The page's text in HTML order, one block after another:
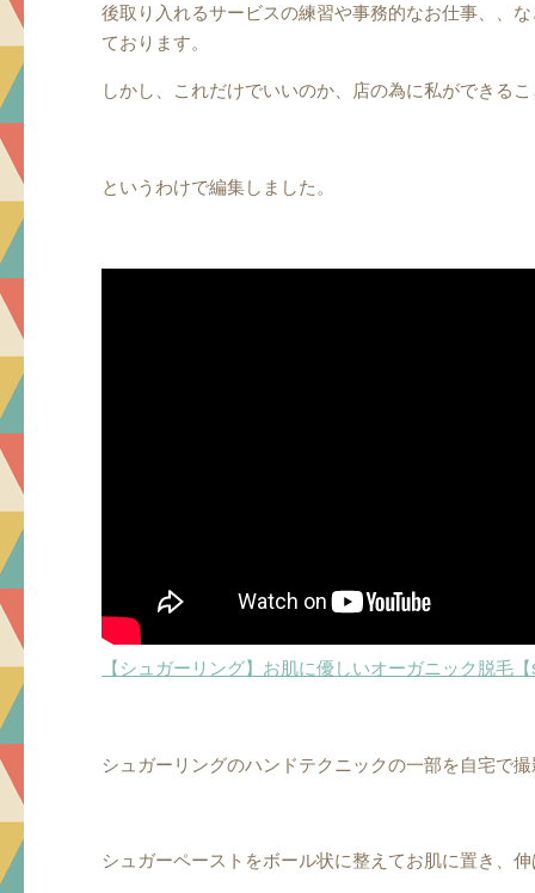
後取り入れるサービスの練習や事務的なお仕事、、
ております。
しかし、これだけでいいのか、店の為に私ができる
というわけで編集しました。
【シュガーリング】お肌に優しいオーガニック脱毛
シュガーリングのハンドテクニックの一部を自宅で
シュガーペーストをボール状に整えてお肌に置き、